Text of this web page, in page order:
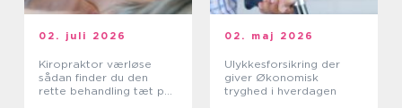
02. juli 2026
Kiropraktor værløse
sådan finder du den
rette behandling tæt på
02. maj 2026
Ulykkesforsikring der
giver Økonomisk
tryghed i hverdagen